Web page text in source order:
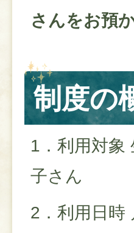
さんをお預
制度の
1．利用対象
子さん
2．利用日時